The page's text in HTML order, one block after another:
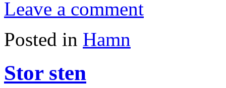
Leave a comment
Posted in Hamn
Stor sten